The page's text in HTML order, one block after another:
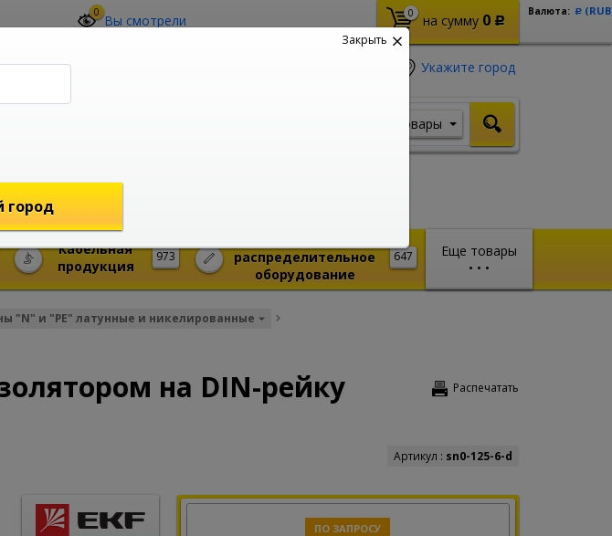
0 Вы смотрели 0 на сумму 0 Р
Валюта: Р
Укажите город
Товары
Еще товары
• • •
973
Кабельная
продукция
647
распределительное
оборудование
"N" и "PE" латунные и никелированные
Распечатать
на DIN-рейку
Артикул : sn0-125-6-d
ПО ЗАПРОСУ
Закрыть
город